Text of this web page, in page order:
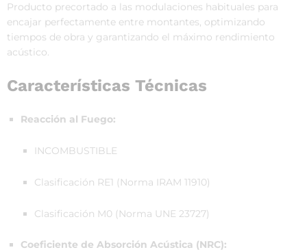
Producto precortado a las modulaciones habituales para
encajar perfectamente entre montantes, optimizando
tiempos de obra y garantizando el máximo rendimiento
acústico.
Características Técnicas
Reacción al Fuego:
INCOMBUSTIBLE
Clasificación RE1 (Norma IRAM 11910)
Clasificación M0 (Norma UNE 23727)
Coeficiente de Absorción Acústica (NRC):